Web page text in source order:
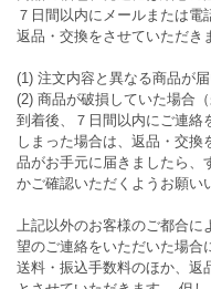
７日間以内にメールまたは
返品・交換をさせていただき
(1) 注文内容と異なる商品が届
(2) 商品が破損していた場合
到着後、７日間以内にご連絡
しまった場合は、返品・交
品がお手元に届きましたら、
かご確認いただくようお願い
上記以外のお客様のご都合
望のご連絡をいただいた場合
送料・振込手数料のほか、返